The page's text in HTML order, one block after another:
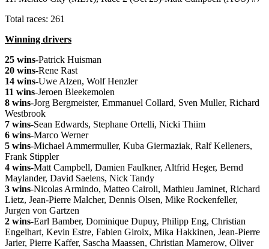
Total races: 261
Winning drivers
25 wins-Patrick Huisman
20 wins-Rene Rast
14 wins-Uwe Alzen, Wolf Henzler
11 wins-Jeroen Bleekemolen
8 wins-Jorg Bergmeister, Emmanuel Collard, Sven Muller, Richard
Westbrook
7 wins-Sean Edwards, Stephane Ortelli, Nicki Thiim
6 wins-Marco Werner
5 wins-Michael Ammermuller, Kuba Giermaziak, Ralf Kelleners,
Frank Stippler
4 wins-Matt Campbell, Damien Faulkner, Altfrid Heger, Bernd
Maylander, David Saelens, Nick Tandy
3 wins-Nicolas Armindo, Matteo Cairoli, Mathieu Jaminet, Richard
Lietz, Jean-Pierre Malcher, Dennis Olsen, Mike Rockenfeller,
Jurgen von Gartzen
2 wins-Earl Bamber, Dominique Dupuy, Philipp Eng, Christian
Engelhart, Kevin Estre, Fabien Giroix, Mika Hakkinen, Jean-Pierre
Jarier, Pierre Kaffer, Sascha Maassen, Christian Mamerow, Oliver